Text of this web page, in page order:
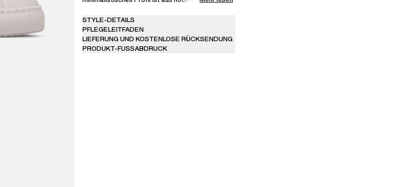
Wildleder-Finish ausgestattet.
STYLE-DETAILS
PFLEGELEITFADEN
LIEFERUNG UND KOSTENLOSE RÜCKSENDUNG
PRODUKT-FUSSABDRUCK